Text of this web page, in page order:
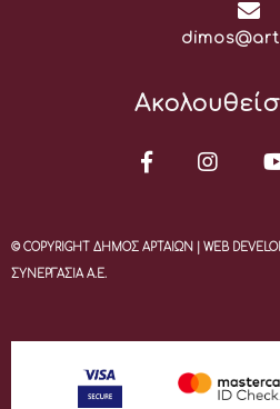
Email:
© COPYRIGHT ΔΗΜΟΣ ΑΡΤΑΙΩΝ | WEB
ΣΥΝΕΡΓΑΣΙΑ Α.Ε.